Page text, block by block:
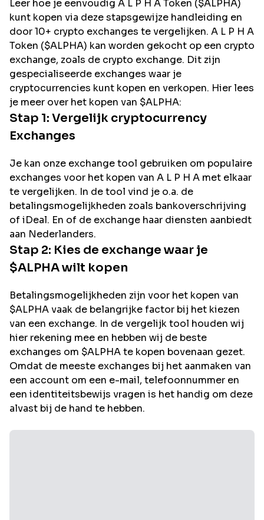
Leer hoe je eenvoudig A L P H AToken ($ALPHA)
kunt kopen via deze stapsgewijze handleiding en
door 10+ crypto exchanges te vergelijken. A L P H A
Token ($ALPHA) kan worden gekocht op een crypto
exchange, zoals de crypto exchange. Dit zijn
gespecialiseerde exchanges waar je
cryptocurrencies kunt kopen en verkopen. Hier lees
je meer over het kopen van $ALPHA:
Stap 1: Vergelijk cryptocurrency
Exchanges
Je kan onze exchange tool gebruiken om populaire
exchanges voor het kopen van A L P H A met elkaar
te vergelijken. In de tool vind je o.a. de
betalingsmogelijkheden zoals bankoverschrijving
of iDeal. En of de exchange haar diensten aanbiedt
aan Nederlanders.
Stap 2: Kies de exchange waar je
$ALPHAwilt kopen
Betalingsmogelijkheden zijn voor het kopen van
$ALPHAvaak de belangrijke factor bij het kiezen
van een exchange. In de vergelijk tool houden wij
hier rekening mee en hebben wij de beste
exchanges om $ALPHAte kopen bovenaan gezet.
Omdat de meeste exchanges bij het aanmaken van
een account om een e-mail, telefoonnummer en
een identiteitsbewijs vragen is het handig om deze
alvast bij de hand te hebben.